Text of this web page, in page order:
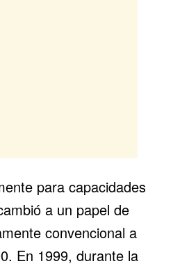
para capacidades
a un papel de
convencional a
En 1999, durante la